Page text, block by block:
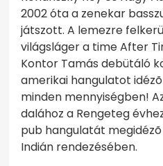
2002 óta a zenekar
játszott. A lemezre
világsláger a time After
Kontor Tamás debütáló
amerikai hangulatot
minden mennyiségben!
dalához a Rengeteg
pub hangulatát
Indián rendezésében.